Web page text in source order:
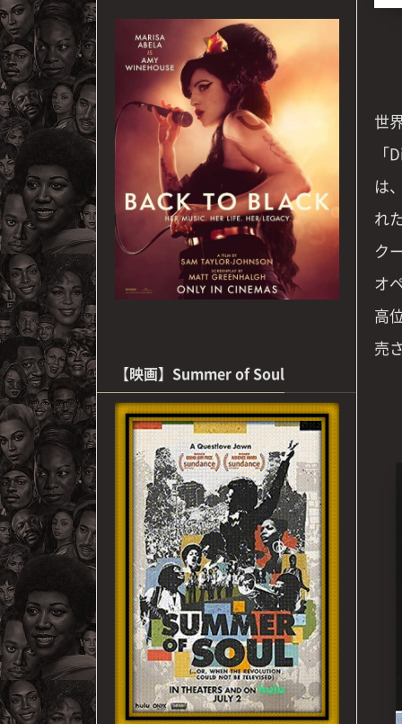
世
は
れ
ク
オ
高
売
【映画】Summer of Soul